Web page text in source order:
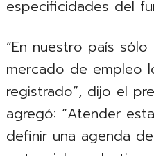
especificidades del
“En nuestro país
mercado de empleo
registrado”, dijo el
agregó: “Atender
definir una agenda